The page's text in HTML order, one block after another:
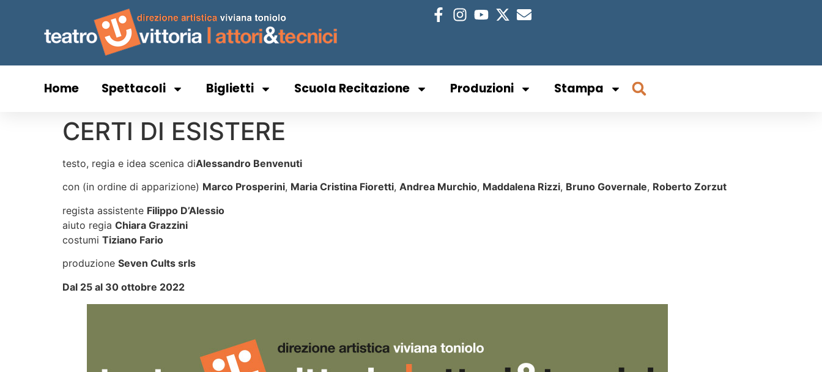
Home Spettacoli Biglietti Scuola Recitazione Produzioni Stampa
CERTI DI ESISTERE
testo, regia e idea scenica diAlessandro Benvenuti
con (in ordine di apparizione) Marco Prosperini, Maria Cristina Fioretti, Andrea Murchio, Maddalena Rizzi, Bruno Governale, Roberto Zorzut
regista assistente Filippo D’Alessio
aiuto regia Chiara Grazzini
costumi Tiziano Fario
produzione Seven Cults srls
Dal 25 al 30 ottobre 2022